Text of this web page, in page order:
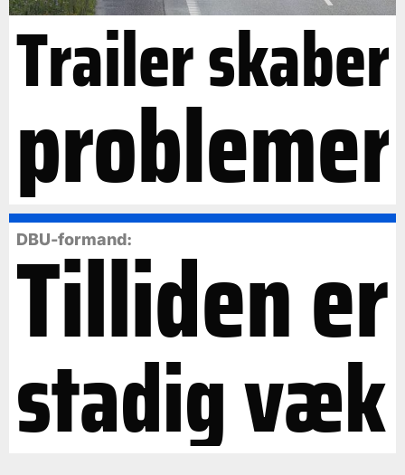
Trailer skaber
problemer
DBU-formand:
Tilliden er
stadig væk